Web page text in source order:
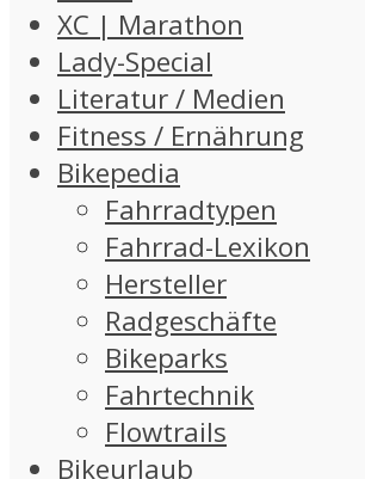
XC | Marathon
Lady-Special
Literatur / Medien
Fitness / Ernährung
Bikepedia
Fahrradtypen
Fahrrad-Lexikon
Hersteller
Radgeschäfte
Bikeparks
Fahrtechnik
Flowtrails
Bikeurlaub